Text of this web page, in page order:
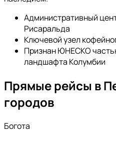
Административный
Рисаральда
Ключевой узел
Признан ЮНЕСКО
ландшафта Колумбии
Прямые рейсы в
городов
Богота